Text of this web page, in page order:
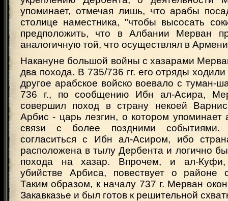
упоминает, отмечая лишь, что арабы
столице наместника, "чтобы высосать
предположить, что в Албании Мерван
аналогичную той, что осуществлял в
Накануне большой войны с хазарами
два похода. В 735/736 гг. его отряды ходили
другое арабское войско воевало с туман-
736 г., по сообщению Ибн ал-Асира,
совершил поход в страну некоей
Арбис - царь лезгин, о котором упоминает
связи с более поздними событиями.
согласиться с Ибн ал-Асиром, ибо
расположена в тылу Дербента и логично
похода на хазар. Впрочем, и ал-Куфи,
убийстве Арбиса, повествует о районе
Таким образом, к началу 737 г. Мерван
Закавказье и был готов к решительной